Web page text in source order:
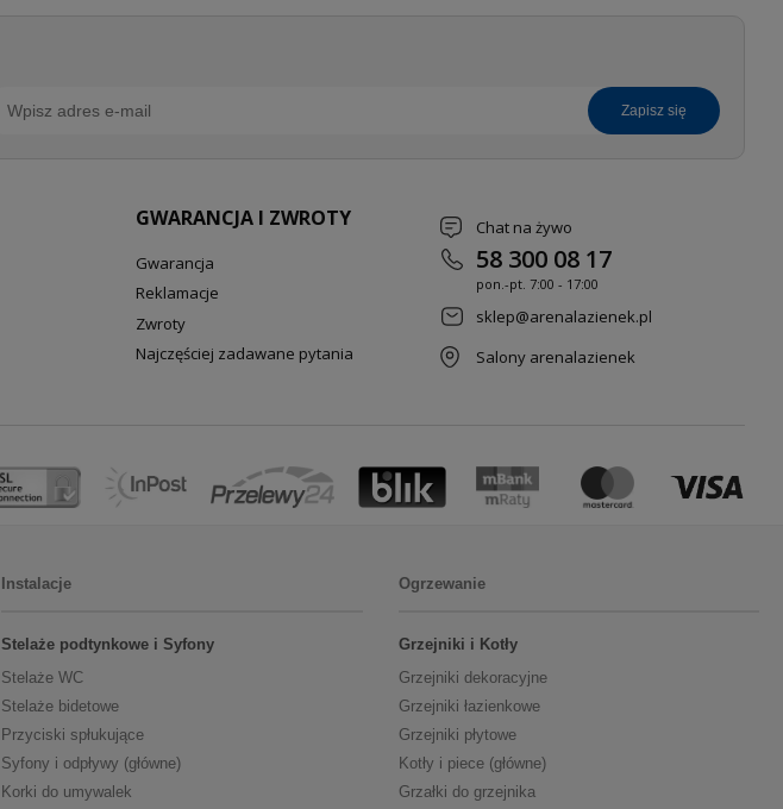
zapisz się
GWARANCJA I ZWROTY
Gwarancja
Reklamacje
Zwroty
Najczęściej zadawane pytania
Chat na żywo
58 300 08 17
pon.-pt. 7:00 - 17:00
sklep@arenalazienek.pl
Salony arenalazienek
Instalacje
Stelaże podtynkowe i Syfony
Stelaże WC
Stelaże bidetowe
Przyciski spłukujące
Syfony i odpływy (główne)
Korki do umywalek
Ogrzewanie
Grzejniki i Kotły
Grzejniki dekoracyjne
Grzejniki łazienkowe
Grzejniki płytowe
Kotły i piece (główne)
Grzałki do grzejnika